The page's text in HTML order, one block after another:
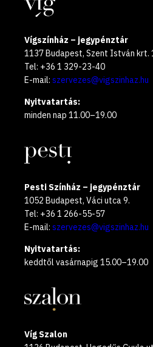
Vígszínház – jegypénztár
1137 Budapest, Szent István krt.
Tel: +36 1 329-23-40
E-mail: szervezes@vigszinhaz.hu
Nyitvatartás:
minden nap 11.00–19.00
Pesti Színház – jegypénztár
1052 Budapest, Váci utca 9.
Tel: +36 1 266-55-57
E-mail: szervezes@vigszinhaz.hu
Nyitvatartás:
keddtől vasárnapig 15.00–19.00
Víg Szalon